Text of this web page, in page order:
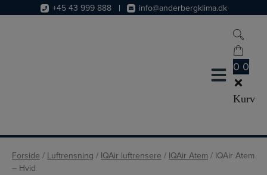
+45 43 999 888 info@anderbergklima.dk
0 0
Kurv
Forside / Luftrensning / IQAir luftrensere / IQAir Atem / IQAir Atem
– Hvid